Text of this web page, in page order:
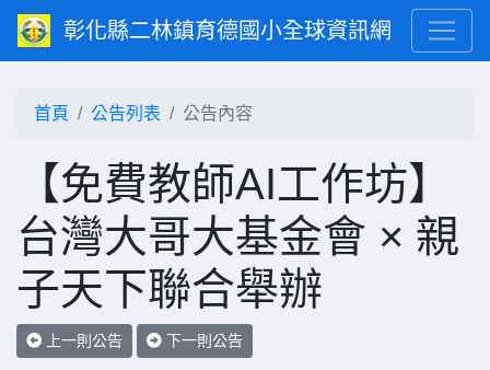
彰化縣二林鎮育德國小全球資訊網
首頁 公告列表 公告內容
【免費教師AI工作坊】
台灣大哥大基金會 × 親
子天下聯合舉辦
上一則公告 下一則公告